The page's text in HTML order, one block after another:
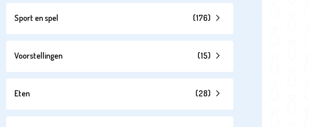
Sport en spel (176)
Voorstellingen (15)
Eten (28)